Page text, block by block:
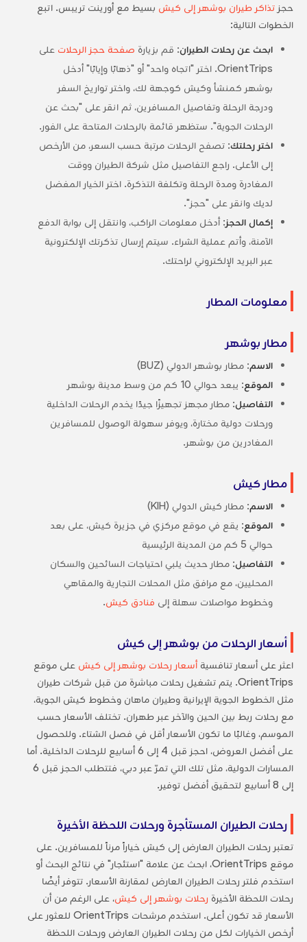
حجز تذاكر طيران بوشهر إلى كيش بسيط مع أورينت تريبس. اتبع
الخطوات التالية:
ابحث عن رحلات الطيران: قم بزيارة صفحة حجز الرحلات على
OrientTrips. اختر "اتجاه واحد" أو "ذهابًا وإيابًا" أدخل
بوشهر كمنشأ وكيش كوجهة لك، واختر تواريخ السفر
ودرجة الرحلة وتفاصيل المسافرين، ثم انقر على "بحث عن
الرحلات الجوية". ستظهر قائمة بالرحلات المتاحة على الفور.
اختر رحلتك: تصفح الرحلات مرتبة حسب السعر، من الأرخص
إلى الأعلى. راجع التفاصيل مثل شركة الطيران ووقت
المغادرة ومدة الرحلة وتكلفة التذكرة. اختر الخيار المفضل
لديك وانقر على "حجز".
إكمال الحجز: أدخل معلومات الراكب، وانتقل إلى بوابة الدفع
الآمنة، وأتم عملية الشراء. سيتم إرسال تذكرتك الإلكترونية
عبر البريد الإلكتروني لراحتك.
معلومات المطار
مطار بوشهر
الاسم: مطار بوشهر الدولي (BUZ)
الموقع: يبعد حوالي 10 كم من وسط مدينة بوشهر
التفاصيل: مطار مجهز تجهيزًا جيدًا يخدم الرحلات الداخلية
ورحلات دولية مختارة، ويوفر سهولة الوصول للمسافرين
المغادرين من بوشهر.
مطار كيش
الاسم: مطار كيش الدولي (KIH)
الموقع: يقع في موقع مركزي في جزيرة كيش، على بعد
حوالي 5 كم من المدينة الرئيسية
التفاصيل: مطار حديث يلبي احتياجات السائحين والسكان
المحليين، مع مرافق مثل المحلات التجارية والمقاهي
وخطوط مواصلات سهلة إلى فنادق كيش.
أسعار الرحلات من بوشهر إلى كيش
اعثر على أسعار تنافسيةأسعار رحلات بوشهر إلى كيش على موقع
OrientTrips. يتم تشغيل رحلات مباشرة من قبل شركات طيران
مثل الخطوط الجوية الإيرانية وطيران ماهان وخطوط كيش الجوية،
مع رحلات ربط بين الحين والآخر عبر طهران. تختلف الأسعار حسب
الموسم، وغالبًا ما تكون الأسعار أقل في فصل الشتاء. وللحصول
على أفضل العروض، احجز قبل 4 إلى 6 أسابيع للرحلات الداخلية. أما
المسارات الدولية، مثل تلك التي تمرّ عبر دبي، فتتطلب الحجز قبل 6
إلى 8 أسابيع لتحقيق أفضل توفير.
رحلات الطيران المستأجرة ورحلات اللحظة الأخيرة
تعتبر رحلات الطيران العارض إلى كيش خياراً مرناً للمسافرين. على
موقع OrientTrips، ابحث عن علامة "استئجار" في نتائج البحث أو
استخدم فلتر رحلات الطيران العارض لمقارنة الأسعار. تتوفر أيضًا
رحلات اللحظة الأخيرة رحلات بوشهر إلى كيش، على الرغم من أن
الأسعار قد تكون أعلى. استخدم مرشحات OrientTrips للعثور على
أرخص الخيارات لكل من رحلات الطيران العارض ورحلات اللحظة